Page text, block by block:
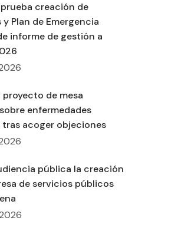
creación de
Plan de Emergencia
informe de gestión a
proyecto de mesa
enfermedades
tras acoger objeciones
pública la creación
de servicios públicos